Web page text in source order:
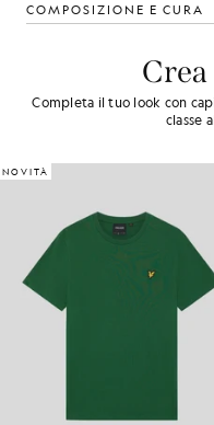
COMPOSIZIONE E CURA
Completa il tuo look con
classe
NOVITÀ